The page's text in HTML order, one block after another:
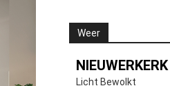
Weer
Licht Bewolkt